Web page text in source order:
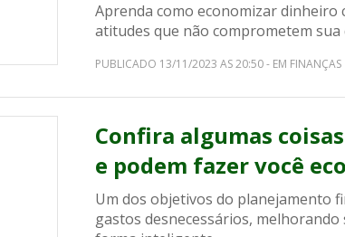
Aprenda como economizar dinheiro
atitudes que não comprometem sua
PUBLICADO 13/11/2023 AS 20:50 - EM FINANÇAS
Confira algumas
e podem fazer você
Um dos objetivos do planejamento
gastos desnecessários, melhorando